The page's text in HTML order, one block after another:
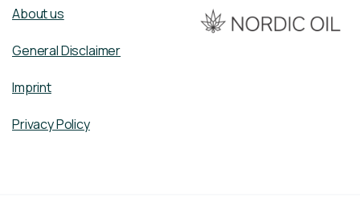
About us
General Disclaimer
Imprint
Privacy Policy